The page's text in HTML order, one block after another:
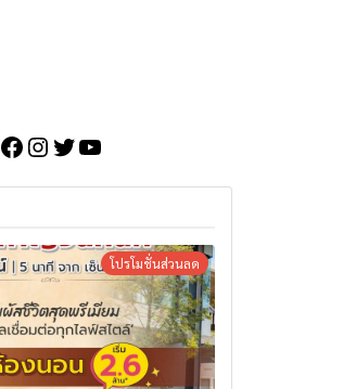
Facebook
Instagram
Twitter
YouTube
โปรโมชั่นส่วนลด